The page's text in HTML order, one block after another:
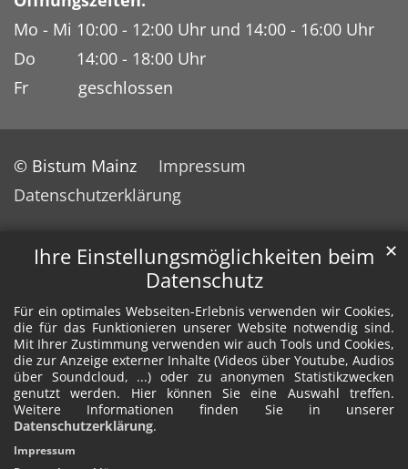
Ihre Einstellungsmöglichkeiten beim
Datenschutz
Für ein optimales Webseiten-Erlebnis verwenden wir Cookies,
die für das Funktionieren unserer Website notwendig sind.
Mit Ihrer Zustimmung verwenden wir auch Tools und Cookies,
die zur Anzeige externer Inhalte (Videos über Youtube, Audios
über Soundcloud, ...) oder zu anonymen Statistikzwecken
genutzt werden. Hier können Sie eine Auswahl treffen.
Weitere Informationen finden Sie in unserer
Datenschutzerklärung.
✕
Impressum
Mo - Mi 10:00 - 12:00 Uhr und 14:00 - 16:00 Uhr
Do 14:00 - 18:00 Uhr
Fr geschlossen
© Bistum Mainz
Impressum
Datenschutzerklärung